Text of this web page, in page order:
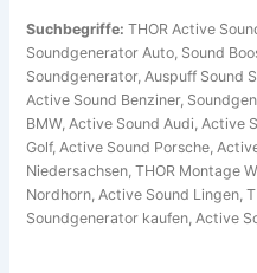
Suchbegriffe: THOR Active
Soundgenerator Auto, Sound
Soundgenerator, Auspuff Sound
Active Sound Benziner,
BMW, Active Sound Audi, Active
Golf, Active Sound Porsche,
Niedersachsen, THOR Montage
Nordhorn, Active Sound Lingen,
Soundgenerator kaufen, Active